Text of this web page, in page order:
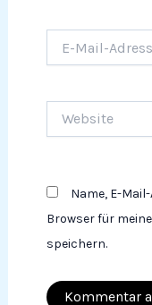
Mail-
Name, E-
Browser für
speichern.